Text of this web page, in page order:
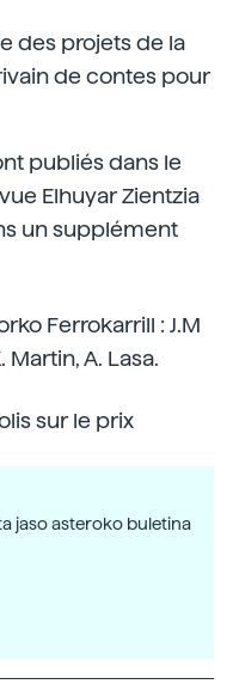
des projets de la
de contes pour
publiés dans le
Elhuyar Zientzia
un supplément
Ferrokarrill : J.M
Martin, A. Lasa.
sur le prix
jaso asteroko buletina